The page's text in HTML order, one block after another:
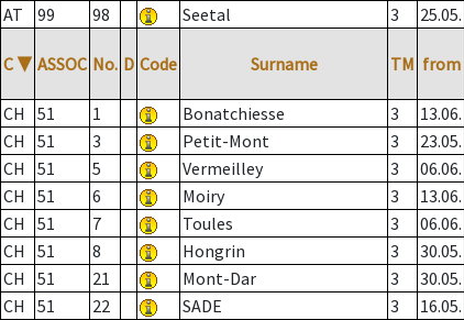
AT
99 98 Seetal 3 25.05.
C ▼ ASSOC No. D Code Surname TM from
CH
51 1 Bonatchiesse 3 13.06.
CH
51 3 Petit-Mont 3 23.05.
CH
51 5 Vermeilley 3 06.06.
CH
51 6 Moiry 3 13.06.
CH
51 7 Toules 3 06.06.
CH
51 8 Hongrin 3 30.05.
CH
51 21 Mont-Dar 3 30.05.
CH
51 22 SADE 3 16.05.